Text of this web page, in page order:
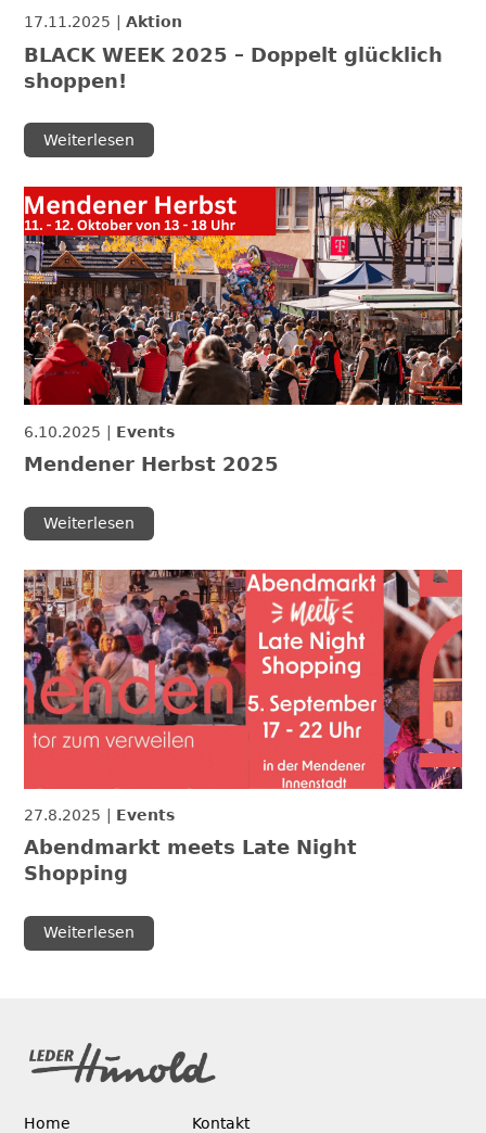
17.11.2025 Aktion
BLACK WEEK 2025 – Doppelt glücklich
shoppen!
Weiterlesen
6.10.2025 Events
Mendener Herbst 2025
Weiterlesen
27.8.2025 Events
Abendmarkt meets Late Night
Shopping
Weiterlesen
Home Kontakt